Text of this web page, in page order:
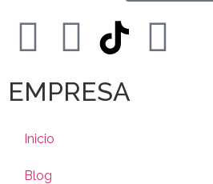
EMPRESA
Inicio
Blog